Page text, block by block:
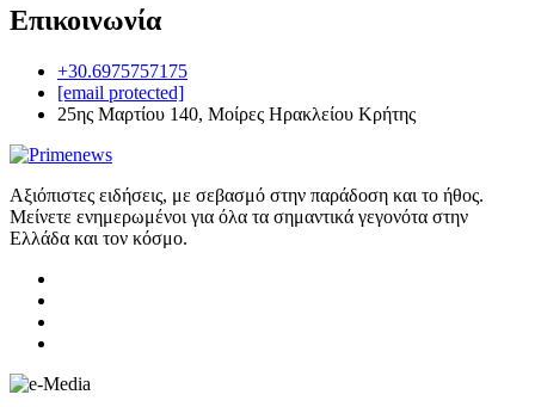
Επικοινωνία
+30.6975757175
[email protected]
25ης Μαρτίου 140, Μοίρες Ηρακλείου Κρήτης
Αξιόπιστες ειδήσεις, με σεβασμό στην παράδοση και το ήθος.
Μείνετε ενημερωμένοι για όλα τα σημαντικά γεγονότα στην
Ελλάδα και τον κόσμο.